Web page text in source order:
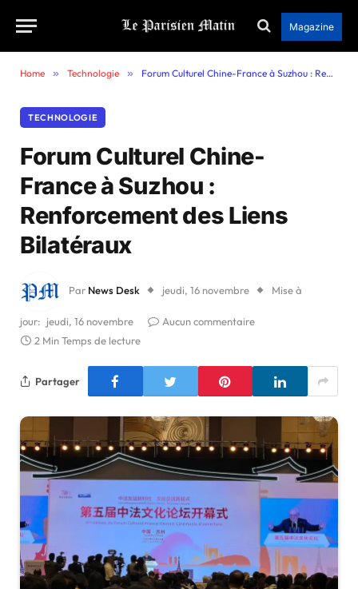
Magazine
Home » Technologie » Forum Culturel Chine-France à Suzhou : Renforcement des Liens Bilatéraux
TECHNOLOGIE
Forum Culturel Chine-
France à Suzhou :
Renforcement des Liens
Bilatéraux
Par News Desk jeudi, 16 novembre Mise à
jour: jeudi, 16 novembre
Aucun commentaire
2 Min Temps de lecture
Partager